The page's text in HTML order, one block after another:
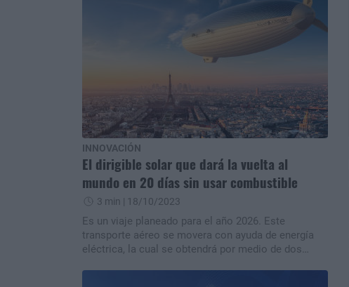
INNOVACIÓN
El dirigible solar que dará la vuelta al
mundo en 20 días sin usar combustible
3 min | 18/10/2023
Es un viaje planeado para el año 2026. Este
transporte aéreo se movera con ayuda de energía
eléctrica, la cual se obtendrá por medio de dos